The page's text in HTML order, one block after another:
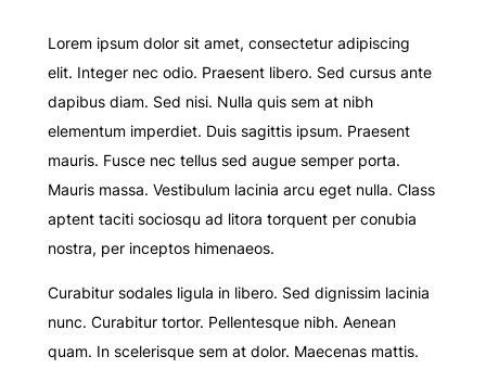
Lorem ipsum dolor sit amet, consectetur adipiscing
elit. Integer nec odio. Praesent libero. Sed cursus ante
dapibus diam. Sed nisi. Nulla quis sem at nibh
elementum imperdiet. Duis sagittis ipsum. Praesent
mauris. Fusce nec tellus sed augue semper porta.
Mauris massa. Vestibulum lacinia arcu eget nulla. Class
aptent taciti sociosqu ad litora torquent per conubia
nostra, per inceptos himenaeos.
Curabitur sodales ligula in libero. Sed dignissim lacinia
nunc. Curabitur tortor. Pellentesque nibh. Aenean
quam. In scelerisque sem at dolor. Maecenas mattis.